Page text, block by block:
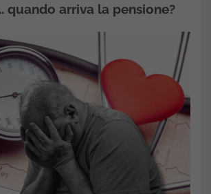
quando arriva la pensione?